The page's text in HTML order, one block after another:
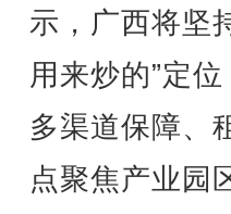
示，广西将坚
用来炒的”定
多渠道保障、
点聚焦产业园